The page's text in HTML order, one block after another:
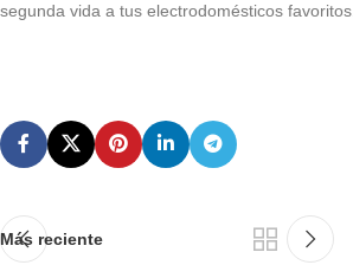
segunda vida a tus electrodomésticos favoritos.
Más reciente